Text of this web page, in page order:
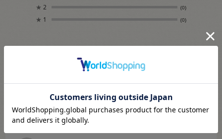
★ 2 (0)
★ 1 (0)
娘の保育園入園準備品で使用